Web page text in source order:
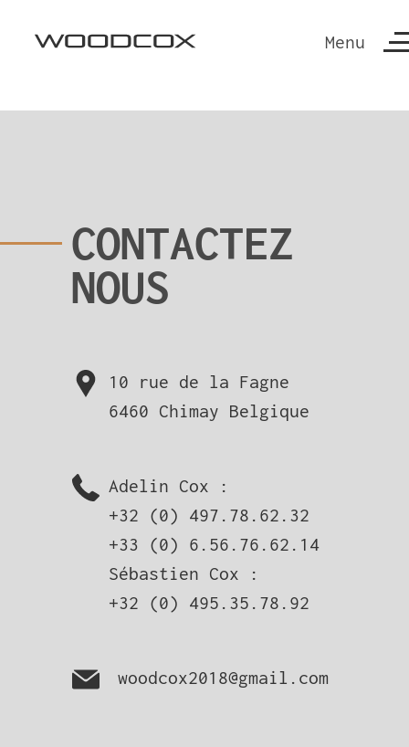
Menu
CONTACTEZ
NOUS
10 rue de la Fagne
6460 Chimay Belgique
Adelin Cox :
+32 (0) 497.78.62.32
+33 (0) 6.56.76.62.14
Sébastien Cox :
+32 (0) 495.35.78.92
woodcox2018@gmail.com